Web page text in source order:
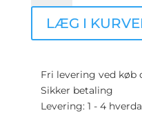
-
BEIGE
-
BOMULDSSATIN
antal
LÆG I
Fri levering ved køb
Sikker betaling
Levering: 1 - 4